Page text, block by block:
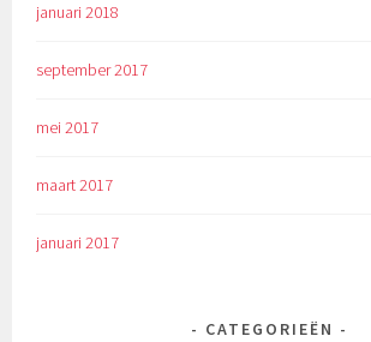
januari 2018
september 2017
mei 2017
maart 2017
januari 2017
CATEGORIEËN